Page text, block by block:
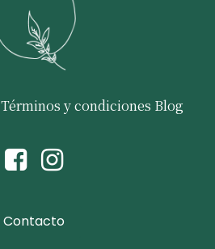
Términos y condiciones Blog
Contacto